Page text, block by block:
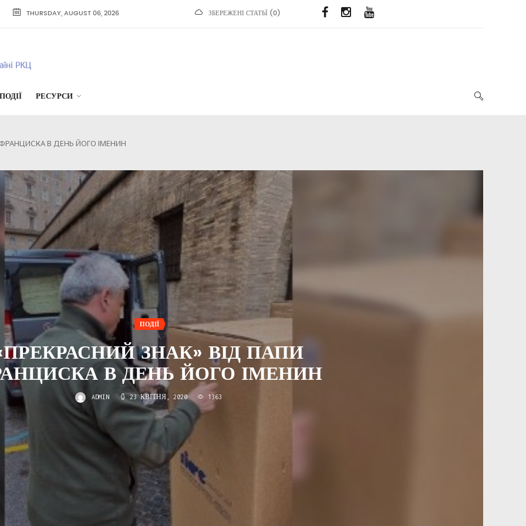
THURSDAY, AUGUST 06, 2026 ЗБЕРЕЖЕНІ СТАТЬЇ (0)
ПОДІЇ РЕСУРСИ
В ДЕНЬ ЙОГО ІМЕНИН
ПОДІЇ
ЗНАК» ВІД ПАПИ
В ДЕНЬ ЙОГО ІМЕНИН
ADMIN 23 КВІТНЯ, 2020 1363